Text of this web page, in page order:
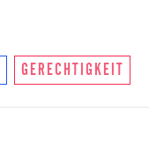
GERECHTIGKEIT